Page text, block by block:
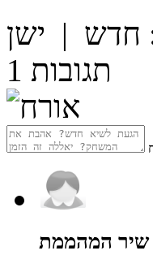
חדש | ישן
1 תגובות
שיר המהממת